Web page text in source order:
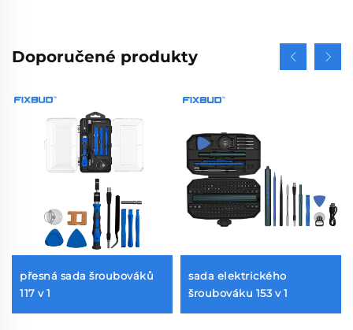
Doporučené produkty
přesná sada šroubováků
117 v 1
sada elektrického
šroubováku 153 v 1